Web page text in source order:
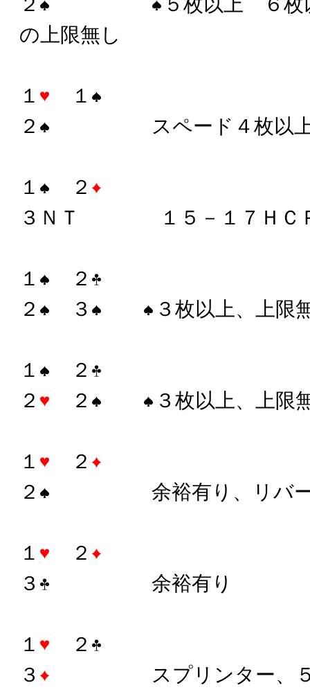
の上限無し
１
１
２
スペード４枚以
１
２
３ＮＴ １５－１７ＨＣ
１
２
２
３ ３枚以上、上限
１
２
２
２ ３枚以上、上限
１
２
２
余裕有り、リバー
１
２
３
余裕有り
１
２
３
スプリンター、